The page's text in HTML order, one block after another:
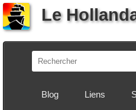
Le
Blog Liens